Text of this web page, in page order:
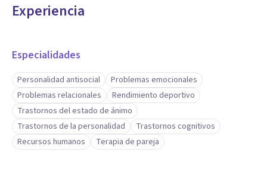
Experiencia
Especialidades
Personalidad antisocial
Problemas emocionales
Problemas relacionales
Rendimiento deportivo
Trastornos del estado de ánimo
Trastornos de la personalidad
Trastornos cognitivos
Recursos humanos
Terapia de pareja